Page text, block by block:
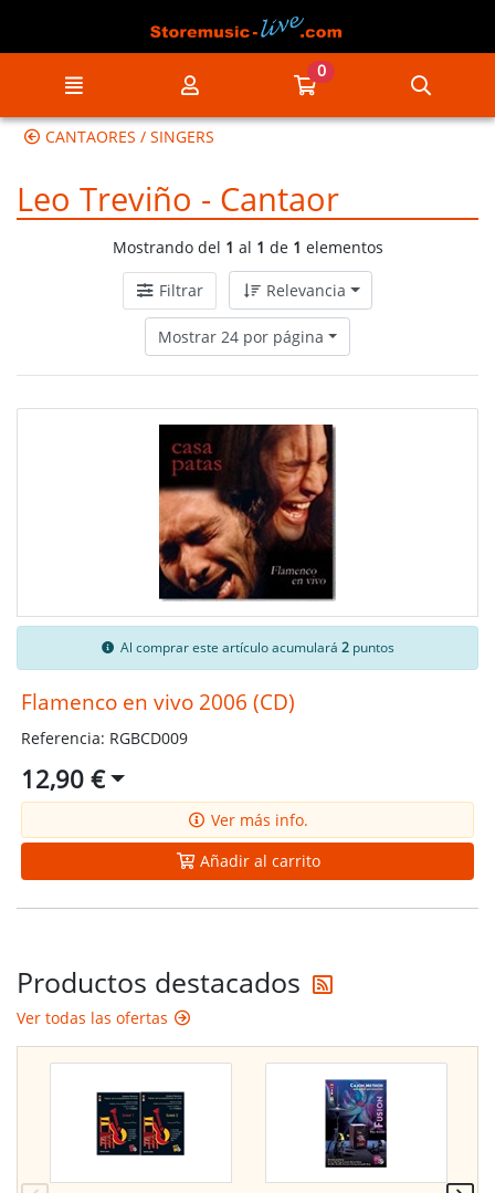
Ir a mi compra
0
CANTAORES / SINGERS
Leo Treviño - Cantaor
Mostrando del 1 al 1 de 1 elementos
Filtrar Relevancia
Mostrar 24 por página
Al comprar este artículo acumulará 2puntos
Flamenco en vivo 2006 (CD)
Referencia: RGBCD009
12,90 €
Ver más info.
Añadir al carrito
Productos destacados
Ver todas las ofertas